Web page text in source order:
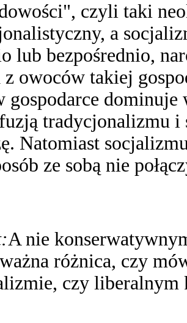
czyli taki
a
lub bezpośrednio,
z owoców takiej
gospodarce dominuje
tradycjonalizmu i
Natomiast
ze sobą nie
A nie
różnica, czy
czy liberalnym